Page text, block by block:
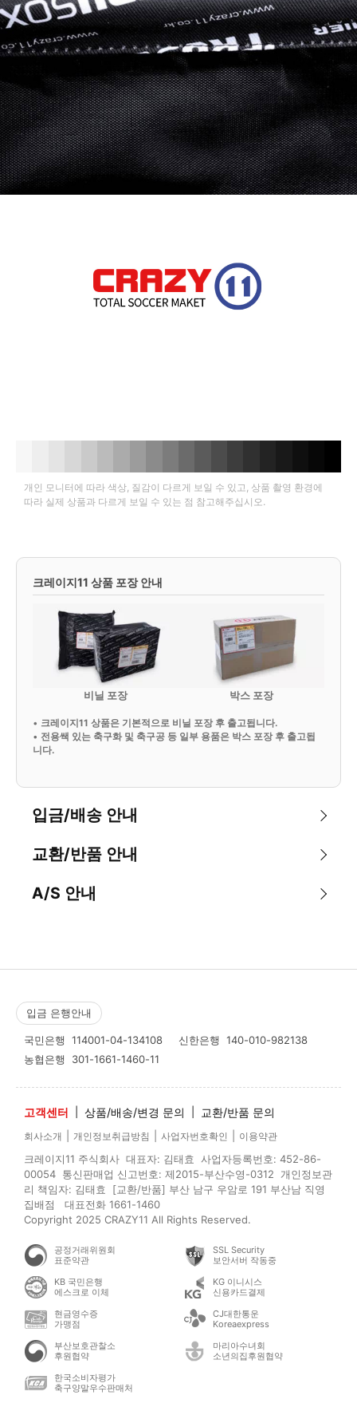
개인 모니터에 따라 색상, 질감이 다르게 보일 수 있고, 상품 촬영 환경에
따라 실제 상품과 다르게 보일 수 있는 점 참고해주십시오.
크레이지11 상품 포장 안내
비닐 포장 박스 포장
• 크레이지11 상품은 기본적으로 비닐 포장 후 출고됩니다.
• 전용쌕 있는 축구화 및 축구공 등 일부 용품은 박스 포장 후 출고됩
니다.
입금/배송 안내
교환/반품 안내
A/S 안내
입금 은행안내
국민은행 114001-04-134108 신한은행 140-010-982138
농협은행 301-1661-1460-11
고객센터 상품/배송/변경 문의 교환/반품 문의
회사소개 개인정보취급방침 사업자번호확인 이용약관
크레이지11 주식회사 대표자: 김태효 사업자등록번호: 452-86-
00054 통신판매업 신고번호: 제2015-부산수영-0312 개인정보관
리 책임자: 김태효 [교환/반품] 부산 남구 우암로 191 부산남 직영
집배점 대표전화 1661-1460
Copyright 2025 CRAZY11 All Rights Reserved.
공정거래위원회
표준약관
SSL Security
보안서버 작동중
KB 국민은행
에스크로 이체
KG 이니시스
신용카드결제
현금영수증
가맹점
CJ대한통운
Koreaexpress
부산보호관찰소
후원협약
마리아수녀회
소년의집후원협약
한국소비자평가
축구양말우수판매처